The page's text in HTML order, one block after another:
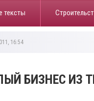
тексты
16:54
БИЗНЕС ИЗ